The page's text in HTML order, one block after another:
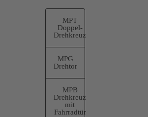
MPT
Doppel-
Drehkreuz
MPG
Drehtor
MPB
Drehkreuz
mit
Fahrradtür